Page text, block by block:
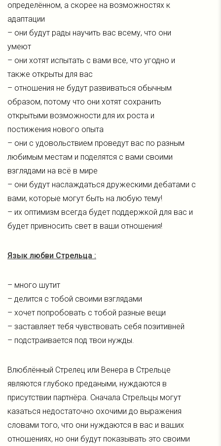
определённом, а скорее на возможностях к
адаптации
– они будут рады научить вас всему, что они
умеют
– они хотят испытать с вами все, что угодно и
также открыты для вас
– отношения не будут развиваться обычным
образом, потому что они хотят сохранить
открытыми возможности для их роста и
постижения нового опыта
– они с удовольствием проведут вас по разным
любимым местам и поделятся с вами своими
взглядами на всё в мире
– они будут наслаждаться дружескими дебатами с
вами, которые могут быть на любую тему!
– их оптимизм всегда будет поддержкой для вас и
будет привносить свет в ваши отношения!
Язык любви Стрельца :
– много шутит
– делится с тобой своими взглядами
– хочет попробовать с тобой разные вещи
– заставляет тебя чувствовать себя позитивней
– подстраивается под твои нужды.
Влюблённый Стрелец или Венера в Стрельце
являются глубоко предаными, нуждаются в
присутствии партнёра. Сначала Стрельцы могут
казаться недостаточно охочими до выражения
словами того, что они нуждаются в вас и ваших
отношениях, но они будут показывать это своими